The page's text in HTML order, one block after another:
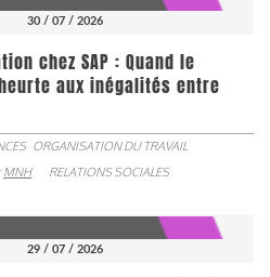
30 / 07 / 2026
chez SAP : Quand le
aux inégalités entre
ORGANISATION DU TRAVAIL
MNH RELATIONS SOCIALES
29 / 07 / 2026